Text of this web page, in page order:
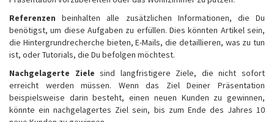
Referenzenbeinhalten alle zusätzlichen Informationen, die Du
benötigst, um diese Aufgaben zu erfüllen. Dies könnten Artikel sein,
die Hintergrundrecherche bieten, E-Mails, die detaillieren, was zu tun
ist, oder Tutorials, die Du befolgen möchtest.
Nachgelagerte Zielesind langfristigere Ziele, die nicht sofort
erreicht werden müssen. Wenn das Ziel Deiner Präsentation
beispielsweise darin besteht, einen neuen Kunden zu gewinnen,
könnte ein nachgelagertes Ziel sein, bis zum Ende des Jahres 10